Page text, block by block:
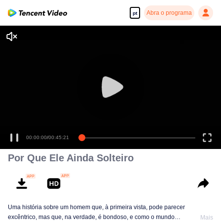
pt Abra o programa
00:00:00/00:45:21
Por Que Ele Ainda Solteiro
Uma história sobre um homem que, à primeira vista, pode parecer
excêntrico, mas que, na verdade, é bondoso, e como o mundo
Mais